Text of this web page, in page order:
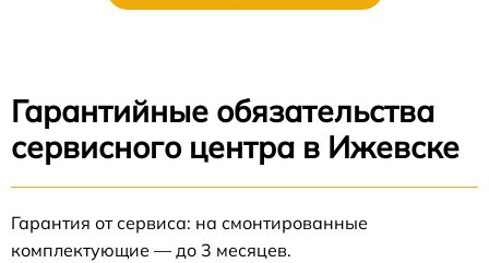
Гарантийные обязательства
сервисного центра в Ижевске
Гарантия от сервиса: на смонтированные
комплектующие — до 3 месяцев.